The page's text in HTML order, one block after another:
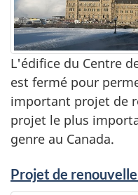
L'édifice du Centre
est fermé pour
important projet de
projet le plus
genre au Canada.
Projet de